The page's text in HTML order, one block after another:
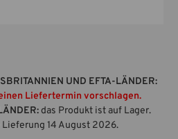
UND EFTA-LÄNDER:
Liefertermin vorschlagen.
das Produkt ist auf Lager.
14 August 2026.